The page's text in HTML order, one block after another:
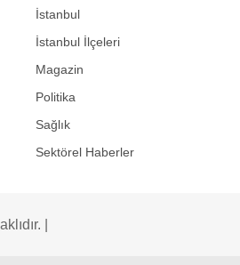
İstanbul
İstanbul İlçeleri
Magazin
Politika
Sağlık
Sektörel Haberler
|